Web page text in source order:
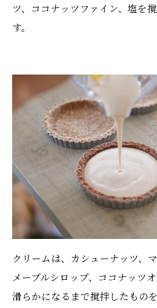
ツ、ココナッツファイン、塩を
す。
クリームは、カシューナッツ、
メープルシロップ、ココナッツ
滑らかになるまで撹拌したもの